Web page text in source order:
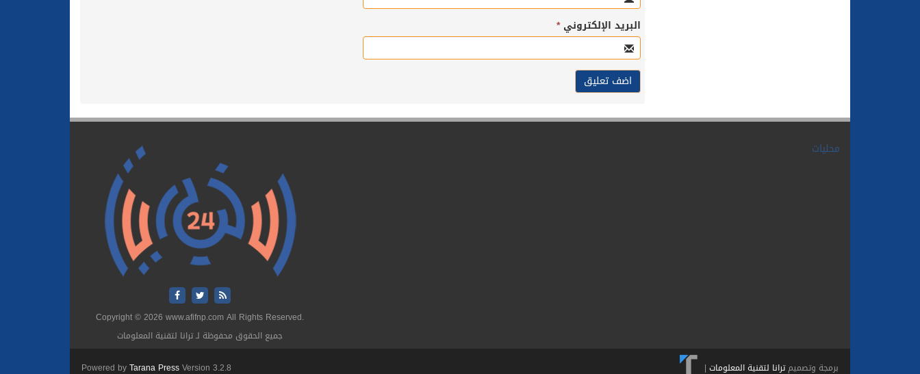
البريد الإلكتروني*
محليات
Copyright © 2026 www.afifnp.com All Rights Reserved.
جميع الحقوق محفوظة لـ ترانا لتقنية المعلومات
Powered byTarana PressVersion 3.2.8 برمجة وتصميمترانا لتقنية المعلومات |